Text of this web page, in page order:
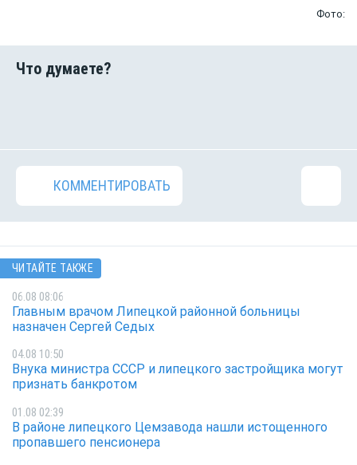
Фото:
КОММЕНТИРОВАТЬ
ЧИТАЙТЕ ТАКЖЕ
06.08 08:06
Главным врачом Липецкой районной больницы
назначен Сергей Седых
04.08 10:50
Внука министра СССР и липецкого застройщика могут
признать банкротом
01.08 02:39
В районе липецкого Цемзавода нашли истощенного
пропавшего пенсионера